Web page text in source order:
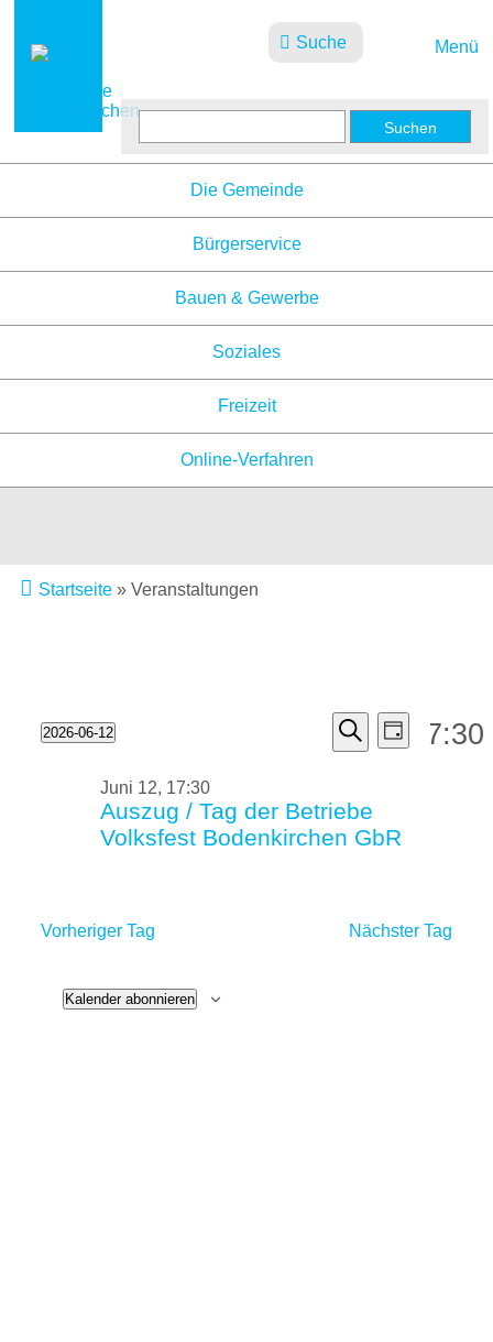
Menü
Suche
Die Gemeinde
Bürgerservice
Bauen & Gewerbe
Soziales
Freizeit
Online-Verfahren
Startseite» Veranstaltungen
VERANSTALTUNGEN
FÜR
2026
und
Suche
Tag
2026-06-12 17:30
Auszug / Tag der Betriebe
Volksfest Bodenkirchen GbR
Juni 12, 17:30
Vorheriger Tag Nächster Tag
Kalender abonnieren